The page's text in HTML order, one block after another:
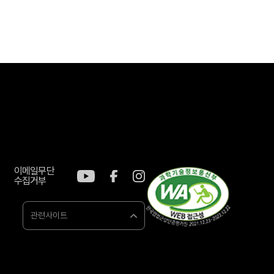
이메일무단
수집거부
관련사이트